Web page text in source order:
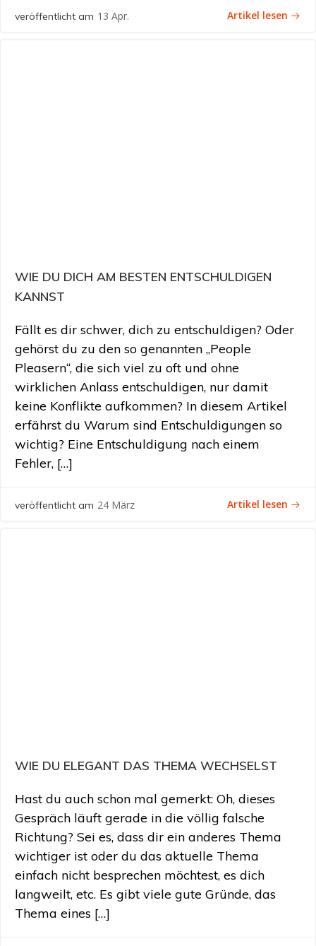
veröffentlicht am 13 Apr. Artikel lesen
WIE DU DICH AM BESTEN ENTSCHULDIGEN
KANNST
Fällt es dir schwer, dich zu entschuldigen? Oder
gehörst du zu den so genannten „People
Pleasern“, die sich viel zu oft und ohne
wirklichen Anlass entschuldigen, nur damit
keine Konflikte aufkommen? In diesem Artikel
erfährst du Warum sind Entschuldigungen so
wichtig? Eine Entschuldigung nach einem
Fehler, […]
veröffentlicht am 24 März Artikel lesen
WIE DU ELEGANT DAS THEMA WECHSELST
Hast du auch schon mal gemerkt: Oh, dieses
Gespräch läuft gerade in die völlig falsche
Richtung? Sei es, dass dir ein anderes Thema
wichtiger ist oder du das aktuelle Thema
einfach nicht besprechen möchtest, es dich
langweilt, etc. Es gibt viele gute Gründe, das
Thema eines […]